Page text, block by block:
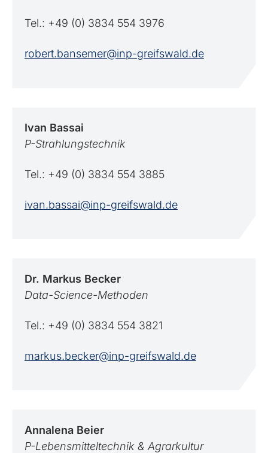
Tel.: +49 (0) 3834 554 3976
robert.bansemer@inp-greifswald.de
Ivan Bassai
P-Strahlungstechnik
Tel.: +49 (0) 3834 554 3885
ivan.bassai@inp-greifswald.de
Dr. Markus Becker
Data-Science-Methoden
Tel.: +49 (0) 3834 554 3821
markus.becker@inp-greifswald.de
Annalena Beier
P-Lebensmitteltechnik & Agrarkultur